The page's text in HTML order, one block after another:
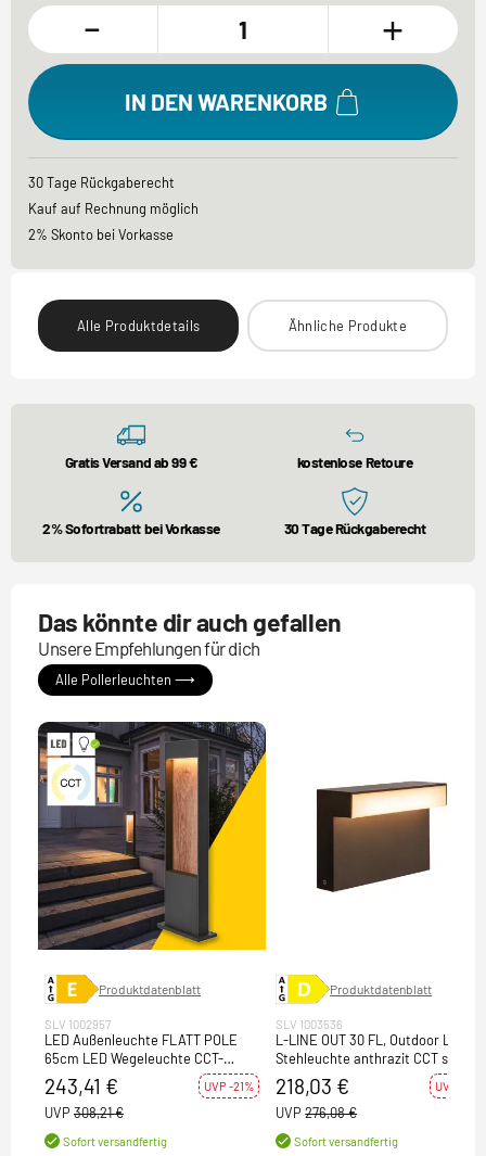
- +
IN DEN WARENKORB
30 Tage Rückgaberecht
Kauf auf Rechnung möglich
2% Skonto bei Vorkasse
Alle Produktdetails Ähnliche Produkte
Gratis Versand ab 99 € kostenlose Retoure
2% Sofortrabatt bei Vorkasse 30 Tage Rückgaberecht
Das könnte dir auch gefallen
Unsere Empfehlungen für dich
Alle Pollerleuchten ⟶
Produktdatenblatt
SLV 1002957
LED Außenleuchte FLATT POLE
65cm LED Wegeleuchte CCT-
Switch 3000K/4000K 400lm IP65
anthrazit/braun
243,41 € UVP -21%
UVP 308,21 €
Sofort versandfertig
Produktdatenblatt
SLV 1003536
L-LINE OUT 30 FL, Outdoor LED
Stehleuchte anthrazit CCT switch
3000/4000K
218,03 € UVP -21%
UVP 276,08 €
Sofort versandfertig